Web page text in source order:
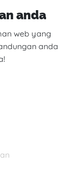
anda
web yang
anda